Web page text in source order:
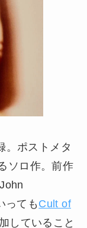
ポストメタ
ソロ作。前作
っても Cult of
していること